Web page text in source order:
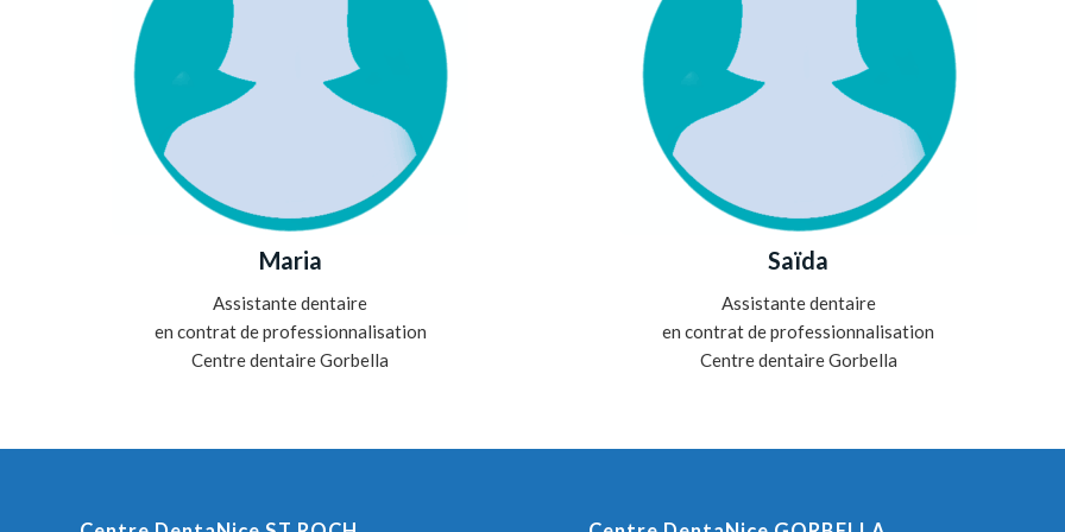
Maria
Assistante dentaire
en contrat de professionnalisation
Centre dentaire Gorbella
Saïda
Assistante dentaire
en contrat de professionnalisation
Centre dentaire Gorbella